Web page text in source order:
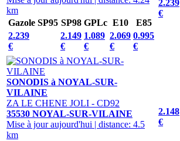
km
Gazole SP95 SP98 GPLc E10
E85
2.239
€
2.149
€
1.089
€
2.069
€
0.995
€
2.239
€
SONODIS à NOYAL-SUR-
VILAINE
ZA LE CHENE JOLI - CD92
35530 NOYAL-SUR-VILAINE
Mise à jour aujourd'hui | distance: 4.5
km
2.148
€